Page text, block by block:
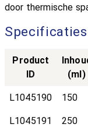
door thermische
Specificaties
Product
ID
(ml)
L1045190 150
L1045191 250